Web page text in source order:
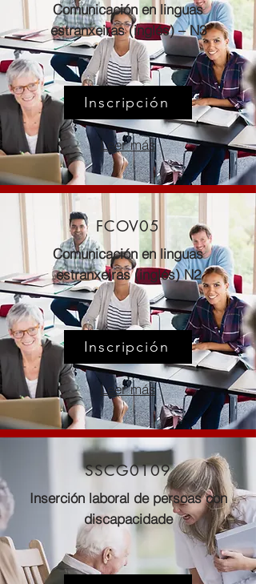
Comunicación en linguas
estranxeiras (inglés) – N3
Inscripción
Leer más
FCOV05
Comunicación en linguas
estranxeiras (inglés) N2
Inscripción
Leer más
SSCG0109
Inserción laboral de persoas con
discapacidade